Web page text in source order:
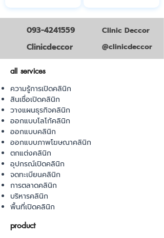
093-4241559
Clinicdeccor
Clinic Deccor
@clinicdeccor
all services
ความรู้การเปิดคลินิก
สินเชื่อเปิดคลินิก
วางแผนธุรกิจคลินิก
ออกแบบโลโก้คลินิก
ออกแบบคลินิก
ออกแบบภาพโฆษณาคลินิก
ตกแต่งคลินิก
อุปกรณ์เปิดคลินิก
จดทะเบียนคลินิก
การตลาดคลินิก
บริหารคลินิก
พื้นที่เปิดคลินิก
product